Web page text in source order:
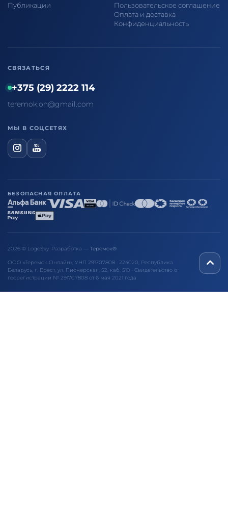
Публикации
Пользовательское соглашение
Оплата и доставка
Конфиденциальность
СВЯЗАТЬСЯ
+375 (29) 2222 114
teremok.on@gmail.com
МЫ В СОЦСЕТЯХ
БЕЗОПАСНАЯ ОПЛАТА
2026 © LogoSky. Разработка — Теремок®
ООО «Теремок Онлайн», УНП 291707808 · 224020, Республика
Беларусь, г. Брест, ул. Пионерская, 52, каб. 510 · Свидетельство о
госрегистрации № 291707808 от 6 мая 2021 года